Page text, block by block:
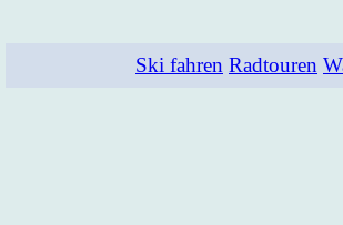
Ski fah­ren Rad­tou­ren